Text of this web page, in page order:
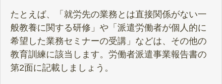
たとえば、「就労先の業務とは直接関係がない一
般教養に関する研修」や「派遣労働者が個人的に
希望した業務セミナーの受講」などは、その他の
教育訓練に該当します。労働者派遣事業報告書の
第2面に記載しましょう。